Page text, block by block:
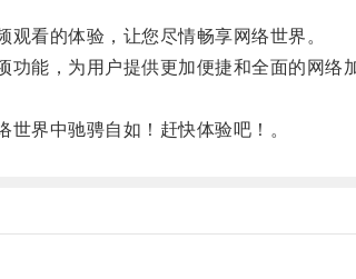
看的体验，让您尽情畅享网络世界。
能，为用户提供更加便捷和全面的网络加
界中驰骋自如！赶快体验吧！。